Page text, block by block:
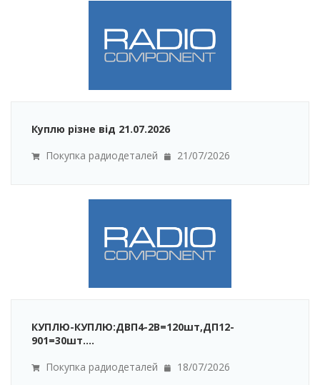
Куплю різне від 21.07.2026
Покупка радиодеталей
21/07/2026
КУПЛЮ-КУПЛЮ:ДВП4-2В=120шт,ДП12-
901=30шт....
Покупка радиодеталей
18/07/2026